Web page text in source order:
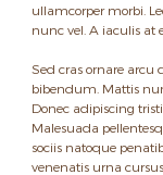
ullamcorper morbi.
nunc vel. A iaculis at
Sed cras ornare arcu
bibendum. Mattis
Donec adipiscing
Malesuada
sociis natoque
venenatis urna